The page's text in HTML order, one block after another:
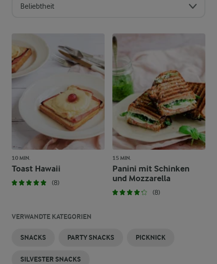
Beliebtheit
10 MIN.
Toast Hawaii
(8)
15 MIN.
Panini mit Schinken
und Mozzarella
(8)
VERWANDTE KATEGORIEN
SNACKS PARTY SNACKS PICKNICK
SILVESTER SNACKS